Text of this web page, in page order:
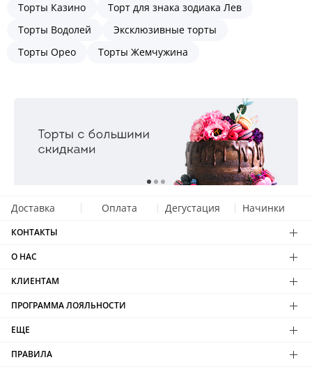
Торты Казино
Торт для знака зодиака Лев
Торты Водолей
Эксклюзивные торты
Торты Орео
Торты Жемчужина
Доставка Оплата Дегустация Начинки
КОНТАКТЫ
О НАС
КЛИЕНТАМ
ПРОГРАММА ЛОЯЛЬНОСТИ
ЕЩЕ
ПРАВИЛА